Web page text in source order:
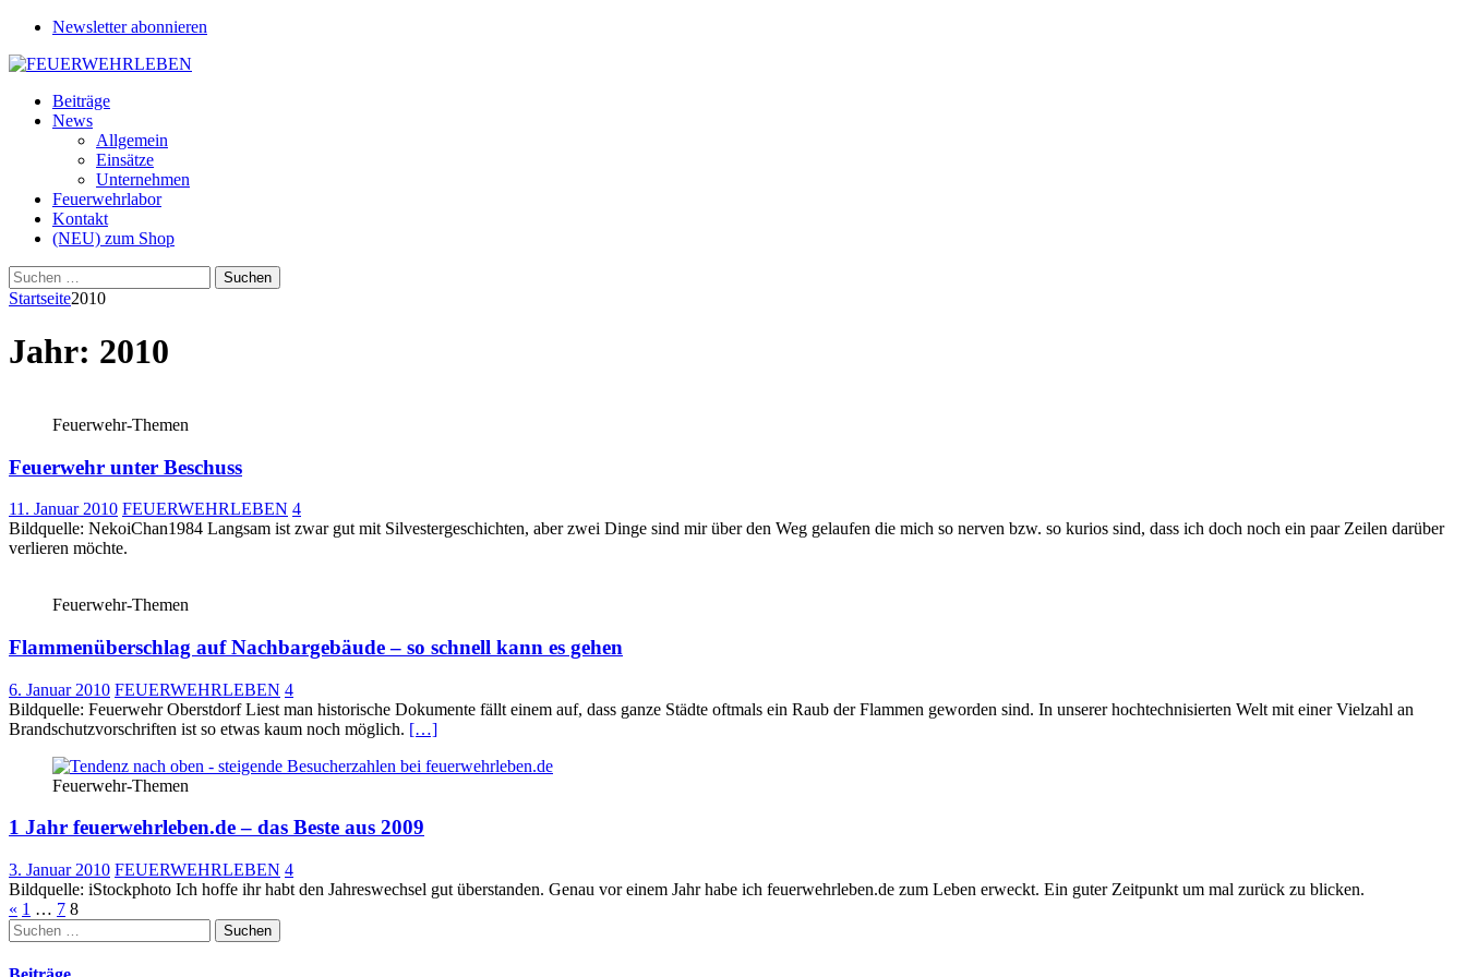
Newsletter abonnieren
Beiträge
News
Allgemein
Einsätze
Unternehmen
Feuerwehrlabor
Kontakt
(NEU) zum Shop
Suchen
nach:
Startseite2010
Jahr: 2010
Feuerwehr-Themen
Feuerwehr unter Beschuss
11. Januar 2010 FEUERWEHRLEBEN 4
Bildquelle: NekoiChan1984 Langsam ist zwar gut mit Silvestergeschichten, aber zwei Dinge sind mir über den Weg gelaufen die mich so nerven bzw. so kurios sind, dass ich doch noch ein paar Zeilen darüber
verlieren möchte.
Feuerwehr-Themen
Flammenüberschlag auf Nachbargebäude – so schnell kann es gehen
6. Januar 2010 FEUERWEHRLEBEN 4
Bildquelle: Feuerwehr Oberstdorf Liest man historische Dokumente fällt einem auf, dass ganze Städte oftmals ein Raub der Flammen geworden sind. In unserer hochtechnisierten Welt mit einer Vielzahl an
Brandschutzvorschriften ist so etwas kaum noch möglich. […]
Feuerwehr-Themen
1 Jahr feuerwehrleben.de – das Beste aus 2009
3. Januar 2010 FEUERWEHRLEBEN 4
Bildquelle: iStockphoto Ich hoffe ihr habt den Jahreswechsel gut überstanden. Genau vor einem Jahr habe ich feuerwehrleben.de zum Leben erweckt. Ein guter Zeitpunkt um mal zurück zu blicken.
Seitennummerierung
der
« 1 … 7 8
Suchen
nach: